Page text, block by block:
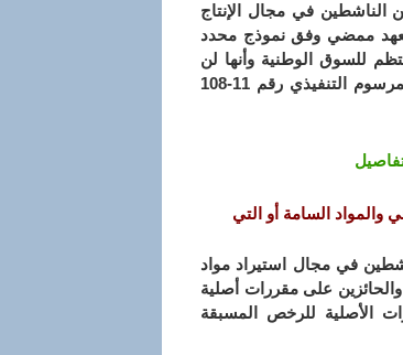
الناشطين في مجال الإنتاج
بتعهد ممضي وفق نموذج محدد
للسوق الوطنية وأنها لن
تكون موضوع طلب تعويض مستقبلا وفقا للأحكام المنصوص عليها ضمن المرسوم التنفيذي رقم 11-108
والمواد السامة أو التي
في مجال استيراد مواد
على مقررات أصلية
الأصلية للرخص المسبقة